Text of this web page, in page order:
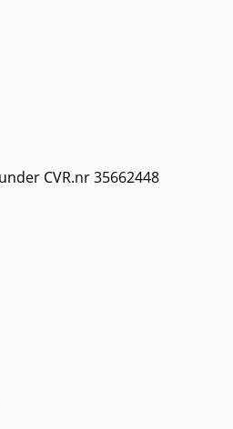
CVR.nr 35662448